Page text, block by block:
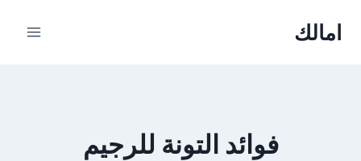
امالك
فوائد التونة للرجيم